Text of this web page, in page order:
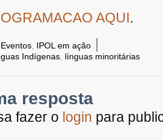
AQUI.
Eventos IPOL em ação |
Indígenas línguas minoritárias
resposta
fazer o login para